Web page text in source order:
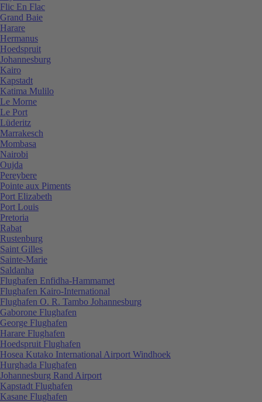
Flic En Flac
Grand Baie
Harare
Hermanus
Hoedspruit
Johannesburg
Kairo
Kapstadt
Katima Mulilo
Le Morne
Le Port
Lüderitz
Marrakesch
Mombasa
Nairobi
Oujda
Pereybere
Pointe aux Piments
Port Elizabeth
Port Louis
Pretoria
Rabat
Rustenburg
Saint Gilles
Sainte-Marie
Saldanha
Flughafen Enfidha-Hammamet
Flughafen Kairo-International
Flughafen O. R. Tambo Johannesburg
Gaborone Flughafen
George Flughafen
Harare Flughafen
Hoedspruit Flughafen
Hosea Kutako International Airport Windhoek
Hurghada Flughafen
Johannesburg Rand Airport
Kapstadt Flughafen
Kasane Flughafen